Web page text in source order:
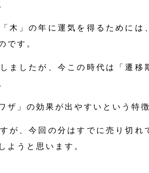
木」の年に運気を得るためには
です。
ましたが、今この時代は「遷移
ザ」の効果が出やすいという特
が、今回の分はすでに売り切れ
ようと思います。